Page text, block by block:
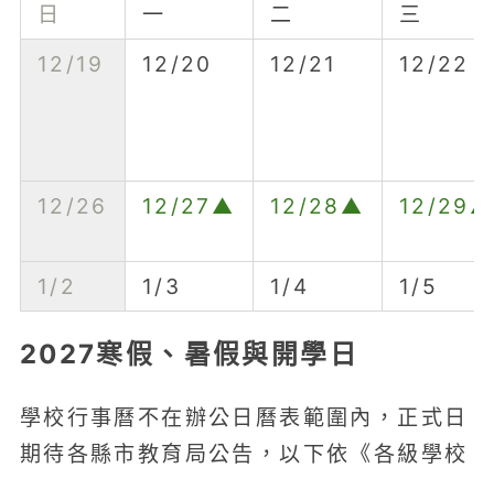
日
一 二
三
12/19
12/20 12/21 12/22
12/26 12/27▲ 12/28▲ 12/29▲
1/2 1/3 1/4 1/5
2027寒假、暑假與開學日
學校行事曆不在辦公日曆表範圍內，正式日
期待各縣市教育局公告，以下依《各級學校